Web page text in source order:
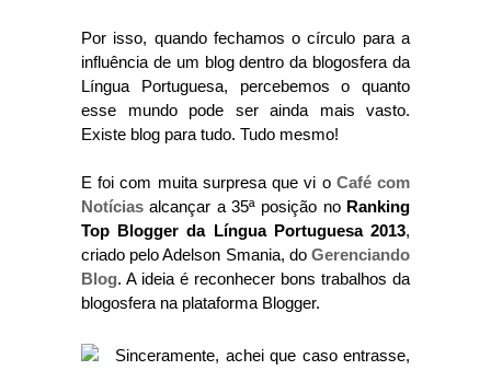
Por isso, quando fechamos o círculo para a
influência de um blog dentro da blogosfera da
Língua Portuguesa, percebemos o quanto
esse mundo pode ser ainda mais vasto.
Existe blog para tudo. Tudo mesmo!
E foi com muita surpresa que vi o Café com
Notícias alcançar a 35ª posição no Ranking
Top Blogger da Língua Portuguesa 2013,
criado pelo Adelson Smania, do Gerenciando
Blog. A ideia é reconhecer bons trabalhos da
blogosfera na plataforma Blogger.
Sinceramente, achei que caso entrasse,